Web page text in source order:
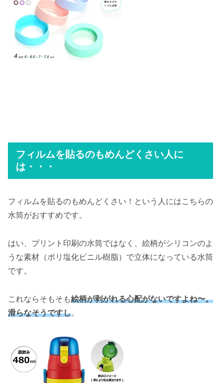
フィルムを貼るのもめんどくさい人に
は・・・
フィルムを貼るのもめんどくさい！という人にはこちらの
水筒がおすすめです。
はい、プリント印刷の水筒ではなく、絵柄がシリコンのよ
うな素材（ポリ塩化ビニル樹脂）で立体になっている水筒
です。
これならそもそも絵柄が剥がれる心配がないですよね〜。
滑らなそうですし。